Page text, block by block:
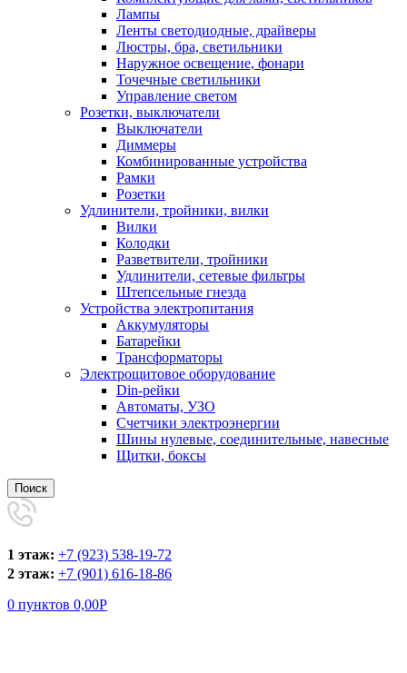
Лампы
Ленты светодиодные, драйверы
Люстры, бра, светильники
Наружное освещение, фонари
Точечные светильники
Управление светом
Розетки, выключатели
Выключатели
Диммеры
Комбинированные устройства
Рамки
Розетки
Удлинители, тройники, вилки
Вилки
Колодки
Разветвители, тройники
Удлинители, сетевые фильтры
Штепсельные гнезда
Устройства электропитания
Аккумуляторы
Батарейки
Трансформаторы
Электрощитовое оборудование
Din-рейки
Автоматы, УЗО
Счетчики электроэнергии
Шины нулевые, соединительные, навесные
Щитки, боксы
Поиск
1 этаж: +7 (923) 538-19-72
2 этаж: +7 (901) 616-18-86
0 пунктов 0,00Р